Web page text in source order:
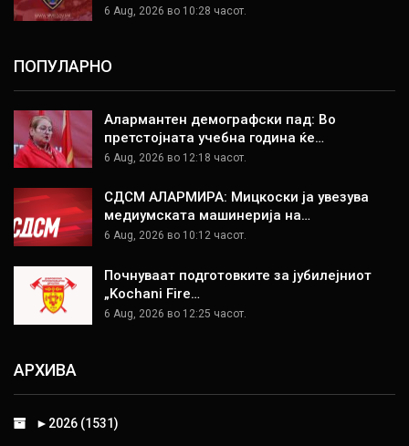
6 Aug, 2026 во 10:28 часот.
ПОПУЛАРНО
Алармантен демографски пад: Во
претстојната учебна година ќе…
6 Aug, 2026 во 12:18 часот.
СДСМ АЛАРМИРА: Мицкоски ја увезува
медиумската машинерија на…
6 Aug, 2026 во 10:12 часот.
Почнуваат подготовките за јубилејниот
„Kochani Fire…
6 Aug, 2026 во 12:25 часот.
АРХИВА
► 2026 (1531)